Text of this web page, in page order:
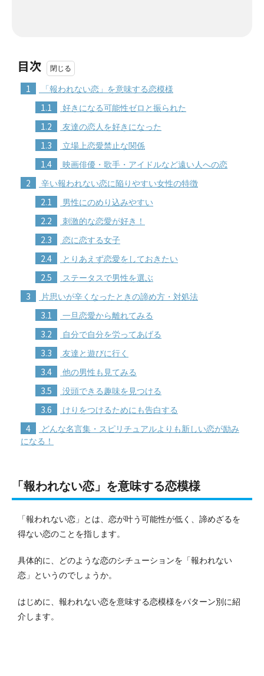
目次
1 「報われない恋」を意味する恋模様
1.1 好きになる可能性ゼロと振られた
1.2 友達の恋人を好きになった
1.3 立場上恋愛禁止な関係
1.4 映画俳優・歌手・アイドルなど遠い人への恋
2 辛い報われない恋に陥りやすい女性の特徴
2.1 男性にのめり込みやすい
2.2 刺激的な恋愛が好き！
2.3 恋に恋する女子
2.4 とりあえず恋愛をしておきたい
2.5 ステータスで男性を選ぶ
3 片思いが辛くなったときの諦め方・対処法
3.1 一旦恋愛から離れてみる
3.2 自分で自分を労ってあげる
3.3 友達と遊びに行く
3.4 他の男性も見てみる
3.5 没頭できる趣味を見つける
3.6 けりをつけるためにも告白する
4
どんな名言集・スピリチュアルよりも新しい恋が励み
になる！
「報われない恋」を意味する恋模様
「報われない恋」とは、恋が叶う可能性が低く、諦めざるを
得ない恋のことを指します。
具体的に、どのような恋のシチューションを「報われない
恋」というのでしょうか。
はじめに、報われない恋を意味する恋模様をパターン別に紹
介します。